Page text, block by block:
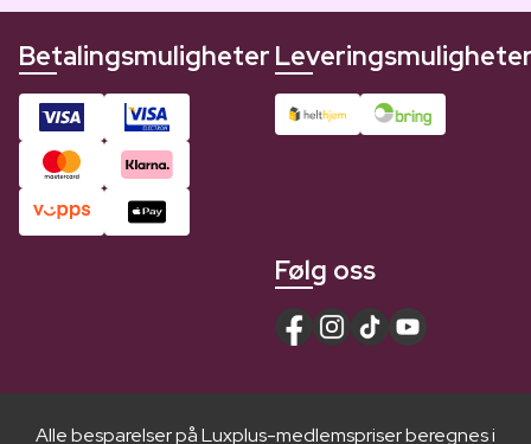
Betalingsmuligheter
Følg oss
Alle besparelser på Luxplus-medlemspriser beregnes i